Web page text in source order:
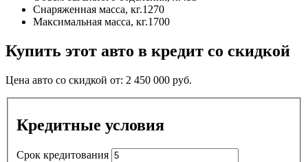
Снаряженная масса, кг.1270
Максимальная масса, кг.1700
Купить этот авто в кредит со скидкой
Цена авто со скидкой от: 2 450 000 руб.
Кредитные условия
Срок кредитования